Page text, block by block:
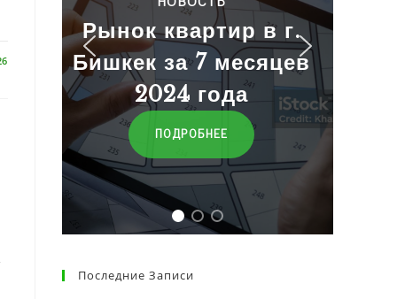
Баалар
ПЕРЕЙТИ
Последние Записи